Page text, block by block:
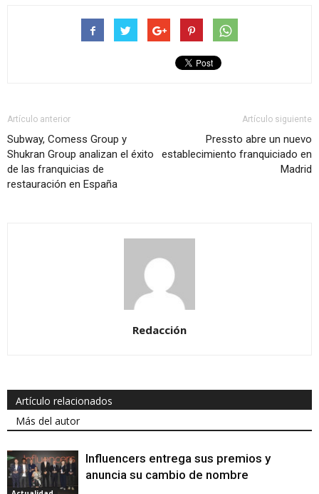
Artículo anterior
Subway, Comess Group y
Shukran Group analizan el éxito
de las franquicias de
restauración en España
Artículo siguiente
Pressto abre un nuevo
establecimiento franquiciado en
Madrid
Redacción
Artículo relacionados
Más del autor
Influencers entrega sus premios y
anuncia su cambio de nombre